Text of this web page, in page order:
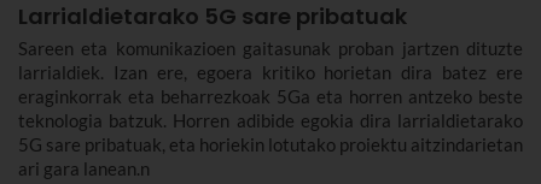
Larrialdietarako 5G sare pribatuak
Sareen eta komunikazioen gaitasunak proban jartzen dituzte
larrialdiek. Izan ere, egoera kritiko horietan dira batez ere
eraginkorrak eta beharrezkoak 5Ga eta horren antzeko beste
teknologia batzuk. Horren adibide egokia dira larrialdietarako
5G sare pribatuak, eta horiekin lotutako proiektu aitzindarietan
ari gara lanean.n